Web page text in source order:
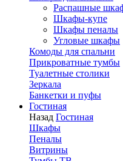
Распашные
Шкафы-купе
Шкафы пеналы
Угловые шкафы
Комоды для спальни
Прикроватные тумбы
Туалетные столики
Зеркала
Банкетки и пуфы
Гостиная
Назад Гостиная
Шкафы
Пеналы
Витрины